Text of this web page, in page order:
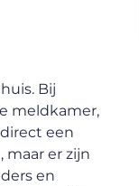
Bij
meldkamer,
een
er zijn
en